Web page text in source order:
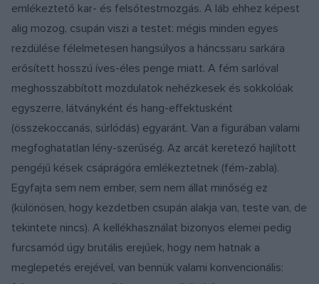
emlékeztető kar- és felsőtestmozgás. A láb ehhez képest
alig mozog, csupán viszi a testet: mégis minden egyes
rezdülése félelmetesen hangsúlyos a háncssaru sarkára
erősített hosszú íves-éles penge miatt. A fém sarlóval
meghosszabbított mozdulatok nehézkesek és sokkolóak
egyszerre, látványként és hang-effektusként
(összekoccanás, súrlódás) egyaránt. Van a figurában valami
megfoghatatlan lény-szerűség. Az arcát keretező hajlított
pengéjű kések csáprágóra emlékeztetnek (fém-zabla).
Egyfajta sem nem ember, sem nem állat minőség ez
(különösen, hogy kezdetben csupán alakja van, teste van, de
tekintete nincs). A kellékhasználat bizonyos elemei pedig
furcsamód úgy brutális erejűek, hogy nem hatnak a
meglepetés erejével, van bennük valami konvencionális: